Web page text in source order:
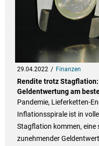
29.04.2022 Finanzen
Rendite trotz
Geldentwertung am
Pandemie, Lieferketten-
Inflationsspirale ist in
Stagflation kommen,
zunehmender